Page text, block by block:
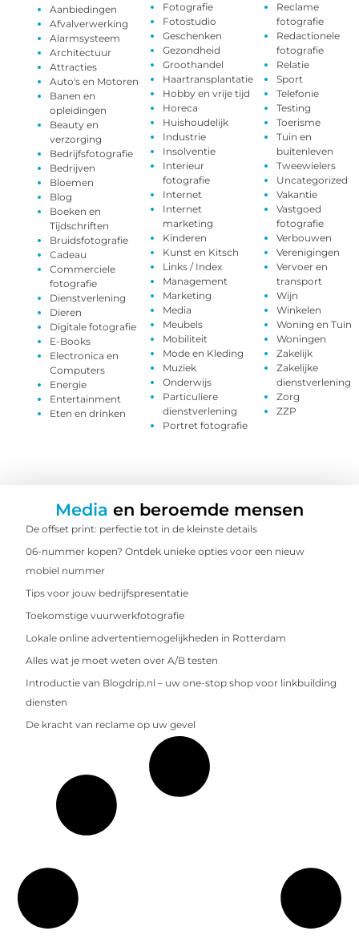
Aanbiedingen
Afvalverwerking
Alarmsysteem
Architectuur
Attracties
Auto's en Motoren
Banen en
opleidingen
Beauty en
verzorging
Bedrijfsfotografie
Bedrijven
Bloemen
Blog
Boeken en
Tijdschriften
Bruidsfotografie
Cadeau
Commerciele
fotografie
Dienstverlening
Dieren
Digitale fotografie
E-Books
Electronica en
Computers
Energie
Entertainment
Eten en drinken
Fotografie
Fotostudio
Geschenken
Gezondheid
Groothandel
Haartransplantatie
Hobby en vrije tijd
Horeca
Huishoudelijk
Industrie
Insolventie
Interieur
fotografie
Internet
Internet
marketing
Kinderen
Kunst en Kitsch
Links / Index
Management
Marketing
Media
Meubels
Mobiliteit
Mode en Kleding
Muziek
Onderwijs
Particuliere
dienstverlening
Portret fotografie
Reclame
fotografie
Redactionele
fotografie
Relatie
Sport
Telefonie
Testing
Toerisme
Tuin en
buitenleven
Tweewielers
Uncategorized
Vakantie
Vastgoed
fotografie
Verbouwen
Verenigingen
Vervoer en
transport
Wijn
Winkelen
Woning en Tuin
Woningen
Zakelijk
Zakelijke
dienstverlening
Zorg
ZZP
Media en beroemde mensen
De offset print: perfectie tot in de kleinste details
06-nummer kopen? Ontdek unieke opties voor een nieuw
mobiel nummer
Tips voor jouw bedrijfspresentatie
Toekomstige vuurwerkfotografie
Lokale online advertentiemogelijkheden in Rotterdam
Alles wat je moet weten over A/B testen
Introductie van Blogdrip.nl – uw one-stop shop voor linkbuilding
diensten
De kracht van reclame op uw gevel